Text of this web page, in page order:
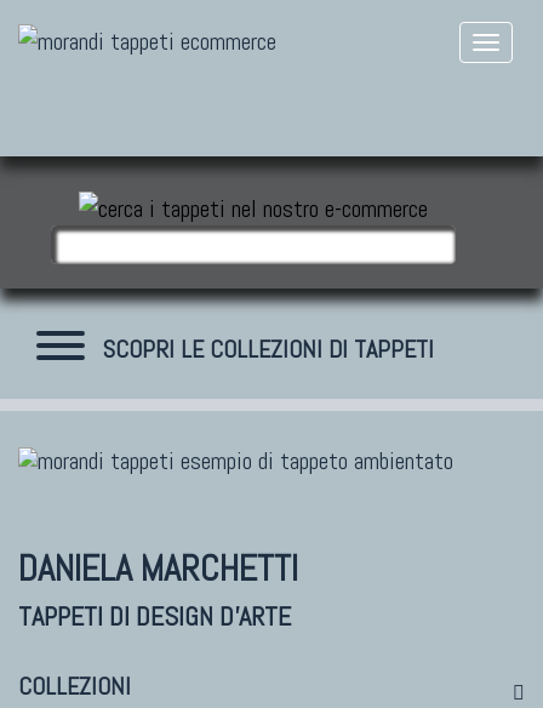
SCOPRI LE COLLEZIONI DI TAPPETI
TAPPETI MODERNI
Himalayan
Bhadohi Moderni
Kala Laie
Tappeti Moderni Collezione Morandi
DANIELA MARCHETTI
TAPPETI DI DESIGN D'ARTE
COLLEZIONI